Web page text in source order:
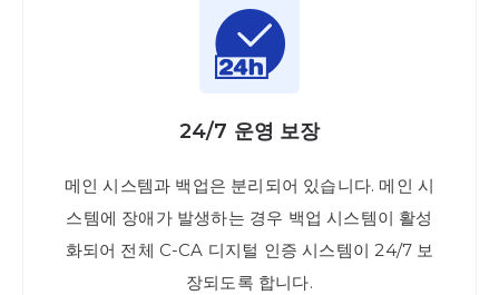
24/7 운영 보장
메인 시스템과 백업은 분리되어 있습니다. 메인 시
스템에 장애가 발생하는 경우 백업 시스템이 활성
화되어 전체 C-CA 디지털 인증 시스템이 24/7 보
장되도록 합니다.